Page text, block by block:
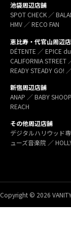
池袋周辺店舗
SPOT CHECK ／
HMV ／ RECO FAN
恵比寿・代官山周辺
DÉTENTE ／ EPICE
CALIFORNIA
READY STEADY GO!
新宿周辺店舗
ANAP ／ BABY
REACH
その他周辺店舗
デジタルハリウッド
ューズ音楽院 ／
Copyright © 2026